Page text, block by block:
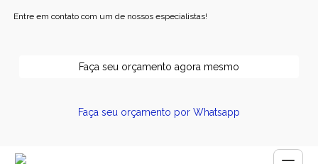
Entre em contato com um de nossos especialistas!
Faça seu orçamento agora mesmo
Faça seu orçamento por Whatsapp